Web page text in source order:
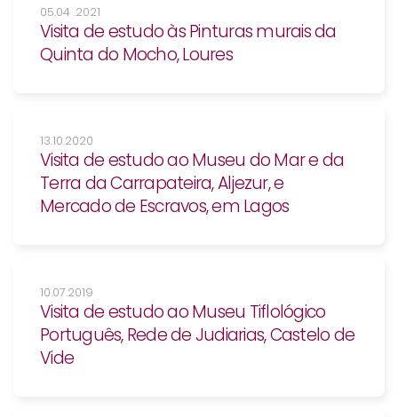
05.04 .2021
Visita de estudo às Pinturas murais da
Quinta do Mocho, Loures
13.10.2020
Visita de estudo ao Museu do Mar e da
Terra da Carrapateira, Aljezur, e
Mercado de Escravos, em Lagos
10.07.2019
Visita de estudo ao Museu Tiflológico
Português, Rede de Judiarias, Castelo de
Vide